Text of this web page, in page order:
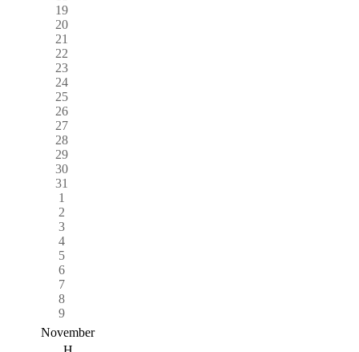
19
20
21
22
23
24
25
26
27
28
29
30
31
1
2
3
4
5
6
7
8
9
November